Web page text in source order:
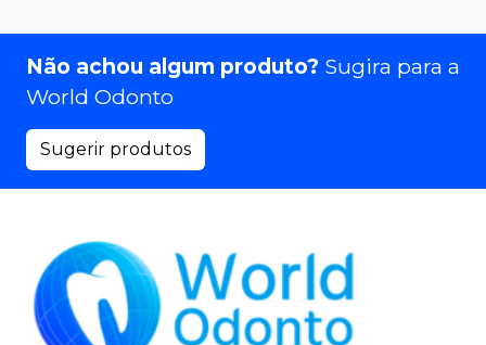
Não achou algum produto? Sugira para a
World Odonto
Sugerir produtos